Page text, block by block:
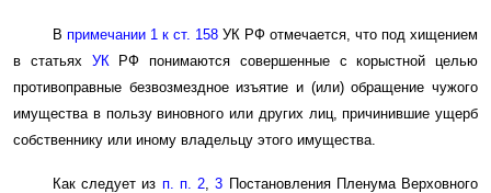
В примечании 1 к ст. 158 УК РФ отмечается, что под хищением
в статьях УКРФ понимаются совершенные с корыстной целью
противоправные безвозмездное изъятие и (или) обращение чужого
имущества в пользу виновного или других лиц, причинившие ущерб
собственнику или иному владельцу этого имущества.
Как следует из п. п. 2,3 Постановления Пленума Верховного